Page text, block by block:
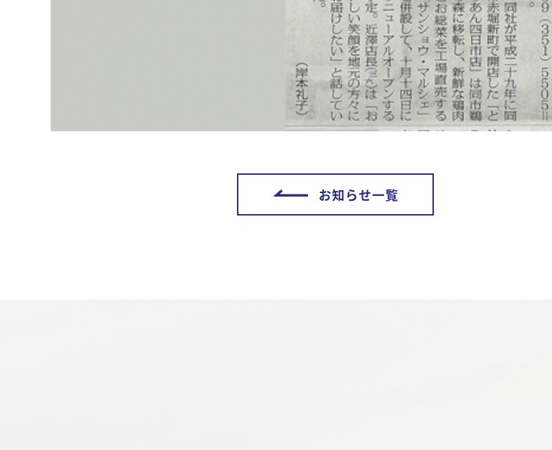
お知らせ一覧